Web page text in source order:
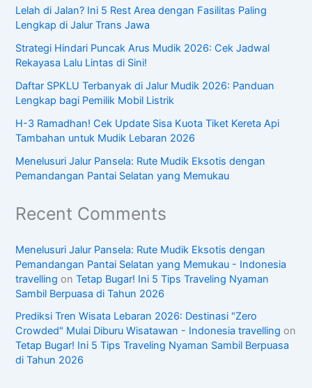
Lelah di Jalan? Ini 5 Rest Area dengan Fasilitas Paling
Lengkap di Jalur Trans Jawa
Strategi Hindari Puncak Arus Mudik 2026: Cek Jadwal
Rekayasa Lalu Lintas di Sini!
Daftar SPKLU Terbanyak di Jalur Mudik 2026: Panduan
Lengkap bagi Pemilik Mobil Listrik
H-3 Ramadhan! Cek Update Sisa Kuota Tiket Kereta Api
Tambahan untuk Mudik Lebaran 2026
Menelusuri Jalur Pansela: Rute Mudik Eksotis dengan
Pemandangan Pantai Selatan yang Memukau
Recent Comments
Menelusuri Jalur Pansela: Rute Mudik Eksotis dengan
Pemandangan Pantai Selatan yang Memukau - Indonesia
travelling onTetap Bugar! Ini 5 Tips Traveling Nyaman
Sambil Berpuasa di Tahun 2026
Prediksi Tren Wisata Lebaran 2026: Destinasi "Zero
Crowded" Mulai Diburu Wisatawan - Indonesia travelling on
Tetap Bugar! Ini 5 Tips Traveling Nyaman Sambil Berpuasa
di Tahun 2026